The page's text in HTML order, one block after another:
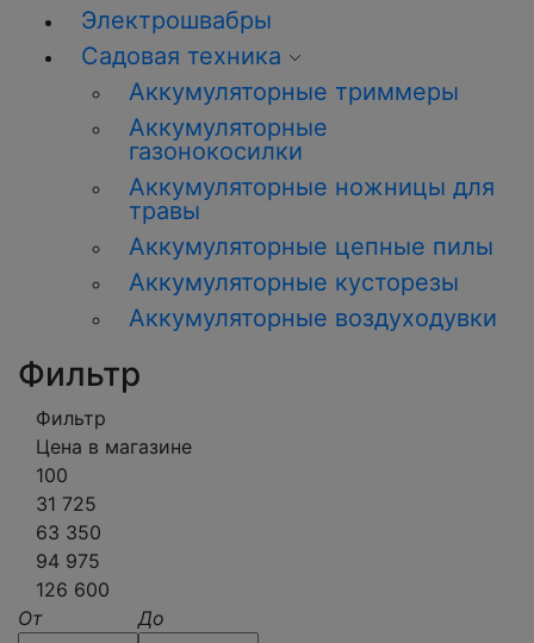
Электрошвабры
Садовая техника
Аккумуляторные триммеры
Аккумуляторные
газонокосилки
Аккумуляторные ножницы для
травы
Аккумуляторные цепные пилы
Аккумуляторные кусторезы
Аккумуляторные воздуходувки
Фильтр
Фильтр
Цена в магазине
100
31 725
63 350
94 975
126 600
От
До